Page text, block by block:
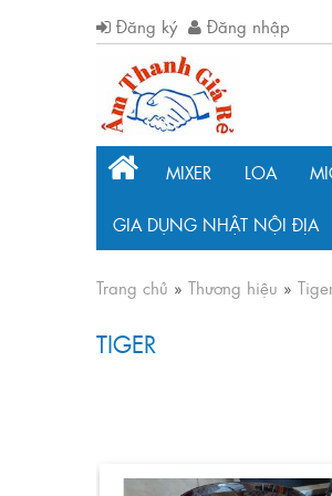
Đăng ký Đăng nhập
MIXER LOA
GIA DỤNG NHẬT NỘI ĐỊA
Trang chủ » Thương hiệu »
TIGER